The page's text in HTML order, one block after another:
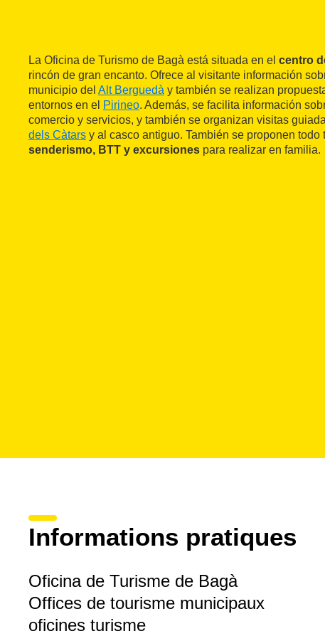
La Oficina de Turismo de Bagà está situada en el centro
rincón de gran encanto. Ofrece al visitante información
municipio del Alt Berguedà y también se realizan
entornos en el Pirineo. Además, se facilita información
comercio y servicios, y también se organizan visitas
dels Càtars y al casco antiguo. También se proponen todo
senderismo, BTT y excursiones para realizar en familia.
Informations pratiques
Oficina de Turisme de Bagà
Offices de tourisme municipaux
oficines turisme